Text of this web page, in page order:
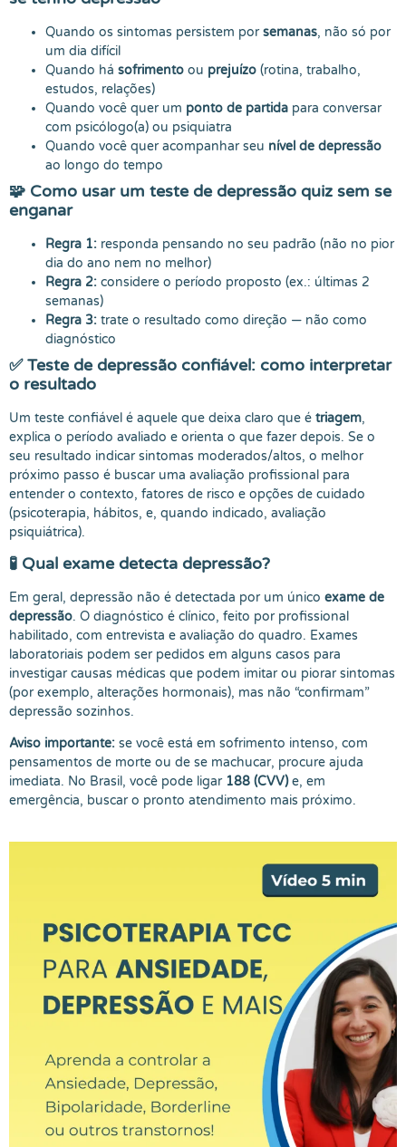
Quando os sintomas persistem porsemanas, não só por
um dia difícil
Quando há sofrimento ou prejuízo (rotina, trabalho,
estudos, relações)
Quando você quer um ponto de partida para conversar
com psicólogo(a) ou psiquiatra
Quando você quer acompanhar seu nível de depressão
ao longo do tempo
🧩 Como usar um teste de depressão quiz sem se
enganar
Regra 1: responda pensando no seu padrão (não no pior
dia do ano nem no melhor)
Regra 2: considere o período proposto (ex.: últimas 2
semanas)
Regra 3: trate o resultado como direção — não como
diagnóstico
✅Teste de depressão confiável: como interpretar
o resultado
Um teste confiável é aquele que deixa claro que é triagem,
explica o período avaliado e orienta o que fazer depois. Se o
seu resultado indicar sintomas moderados/altos, o melhor
próximo passo é buscar uma avaliação profissional para
entender o contexto, fatores de risco e opções de cuidado
(psicoterapia, hábitos, e, quando indicado, avaliação
psiquiátrica).
🧪 Qual exame detecta depressão?
Em geral, depressão não é detectada por um único exame de
depressão. O diagnóstico é clínico, feito por profissional
habilitado, com entrevista e avaliação do quadro. Exames
laboratoriais podem ser pedidos em alguns casos para
investigar causas médicas que podem imitar ou piorar sintomas
(por exemplo, alterações hormonais), mas não “confirmam”
depressão sozinhos.
Aviso importante: se você está em sofrimento intenso, com
pensamentos de morte ou de se machucar, procure ajuda
imediata. No Brasil, você pode ligar 188 (CVV)e, em
emergência, buscar o pronto atendimento mais próximo.